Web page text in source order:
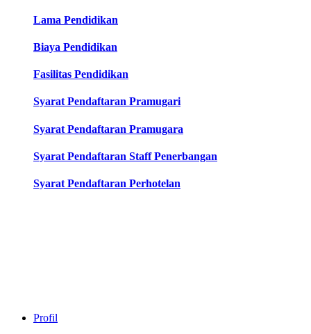
Lama Pendidikan
Biaya Pendidikan
Fasilitas Pendidikan
Syarat Pendaftaran Pramugari
Syarat Pendaftaran Pramugara
Syarat Pendaftaran Staff Penerbangan
Syarat Pendaftaran Perhotelan
Profil